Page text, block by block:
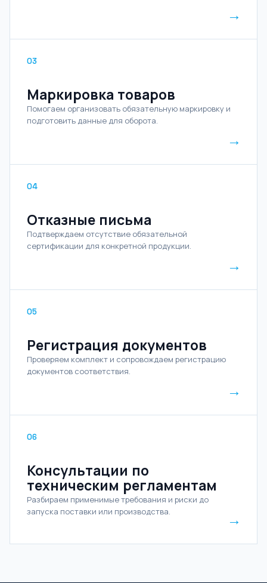
→
03
Маркировка товаров
Помогаем организовать обязательную маркировку и
подготовить данные для оборота.
→
04
Отказные письма
Подтверждаем отсутствие обязательной
сертификации для конкретной продукции.
→
05
Регистрация документов
Проверяем комплект и сопровождаем регистрацию
документов соответствия.
→
06
Консультации по
техническим регламентам
Разбираем применимые требования и риски до
запуска поставки или производства.
→